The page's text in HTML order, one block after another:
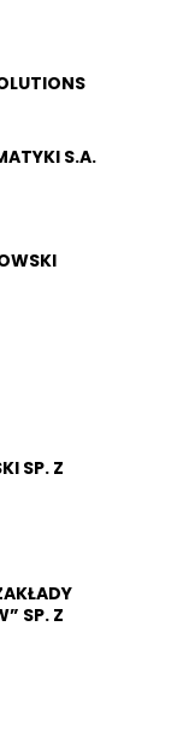
S.A.
SP. Z
SP. Z